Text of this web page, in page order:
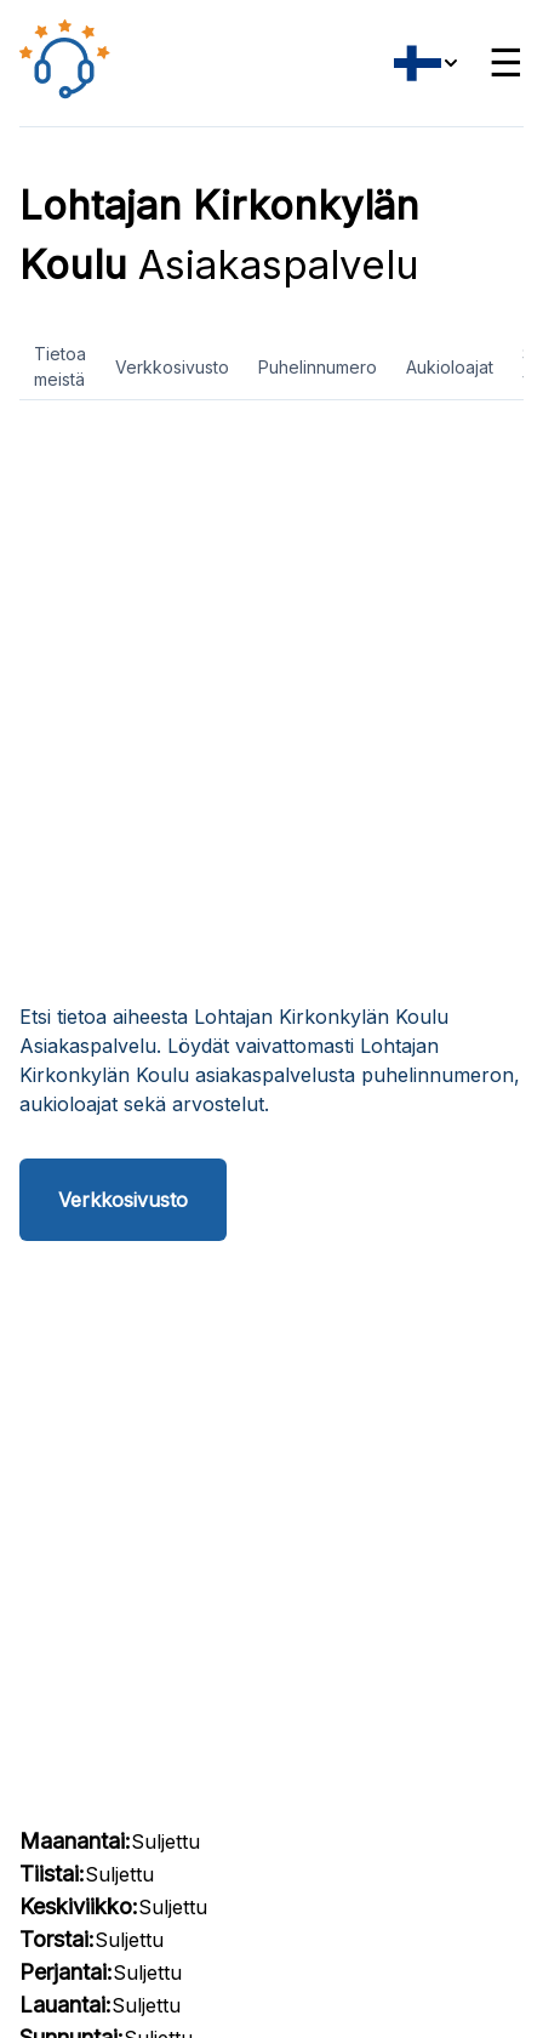
☰
Lohtajan Kirkonkylän
Koulu Asiakaspalvelu
Tietoa
meistä
Verkkosivusto Puhelinnumero Aukioloajat
Etsi tietoa aiheesta Lohtajan Kirkonkylän Koulu
Asiakaspalvelu. Löydät vaivattomasti Lohtajan
Kirkonkylän Koulu asiakaspalvelusta puhelinnumeron,
aukioloajat sekä arvostelut.
Verkkosivusto
Maanantai:Suljettu
Tiistai:Suljettu
Keskiviikko:Suljettu
Torstai:Suljettu
Perjantai:Suljettu
Lauantai:Suljettu